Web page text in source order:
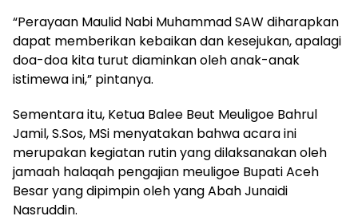
“Perayaan Maulid Nabi Muhammad SAW diharapkan
dapat memberikan kebaikan dan kesejukan, apalagi
doa-doa kita turut diaminkan oleh anak-anak
istimewa ini,” pintanya.
Sementara itu, Ketua Balee Beut Meuligoe Bahrul
Jamil, S.Sos, MSi menyatakan bahwa acara ini
merupakan kegiatan rutin yang dilaksanakan oleh
jamaah halaqah pengajian meuligoe Bupati Aceh
Besar yang dipimpin oleh yang Abah Junaidi
Nasruddin.